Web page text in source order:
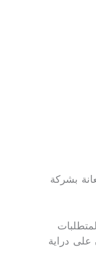
بشركة
على دراية